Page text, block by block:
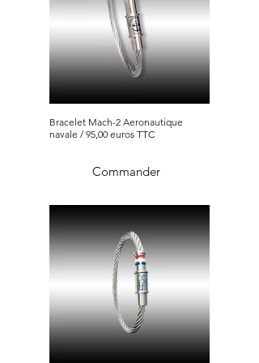
Bracelet Mach-2 Aeronautique
navale / 95,00 euros TTC
Commander